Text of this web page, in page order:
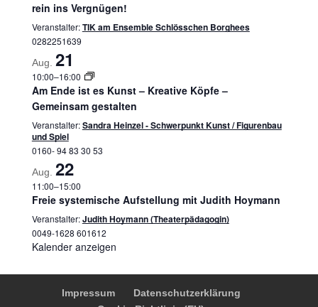
rein ins Vergnügen!
Veranstalter:TIK am Ensemble Schlösschen Borghees
0282251639
Aug. 21
10:00–16:00
Am Ende ist es Kunst – Kreative Köpfe –
Gemeinsam gestalten
Veranstalter:Sandra Heinzel - Schwerpunkt Kunst / Figurenbau
und Spiel
0160- 94 83 30 53
Aug. 22
11:00–15:00
Freie systemische Aufstellung mit Judith Hoymann
Veranstalter:Judith Hoymann (Theaterpädagogin)
0049-1628 601612
Kalender anzeigen
Impressum
Datenschutzerklärung